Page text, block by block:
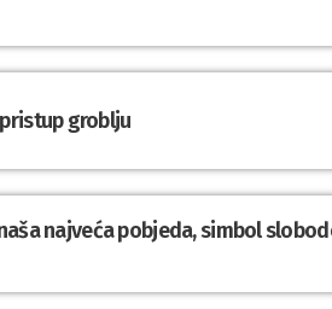
groblju
najveća pobjeda, simbol